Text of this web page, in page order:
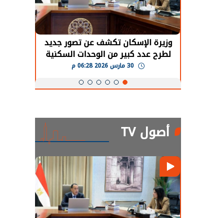
وزيرة الإسكان تكشف عن تصور جديد
لطرح عدد كبير من الوحدات السكنية
بنظام الإيجار
أصول TV